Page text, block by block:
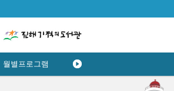
월별프로그램